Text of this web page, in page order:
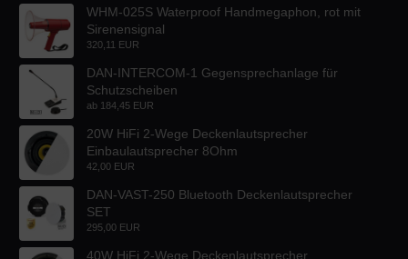
WHM-025S Waterproof Handmegaphon, rot mit
Sirenensignal
320,11 EUR
DAN-INTERCOM-1 Gegensprechanlage für
Schutzscheiben
ab 184,45 EUR
20W HiFi 2-Wege Deckenlautsprecher
Einbaulautsprecher 8Ohm
42,00 EUR
DAN-VAST-250 Bluetooth Deckenlautsprecher
SET
295,00 EUR
40W HiFi 2-Wege Deckenlautsprecher